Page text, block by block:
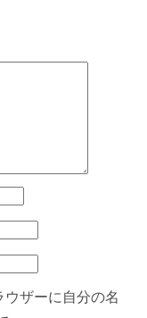
ザーに自分の名